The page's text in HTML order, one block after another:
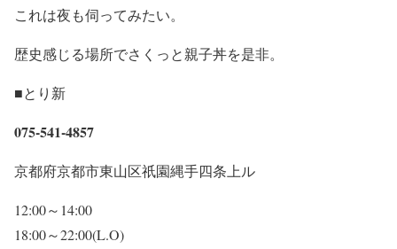
これは夜も伺ってみたい。
歴史感じる場所でさくっと親子丼を是非。
■とり新
075-541-4857
京都府京都市東山区祇園縄手四条上ル
12:00～14:00
18:00～22:00(L.O)